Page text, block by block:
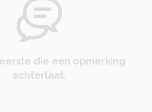
die een opmerking
achterlaat.